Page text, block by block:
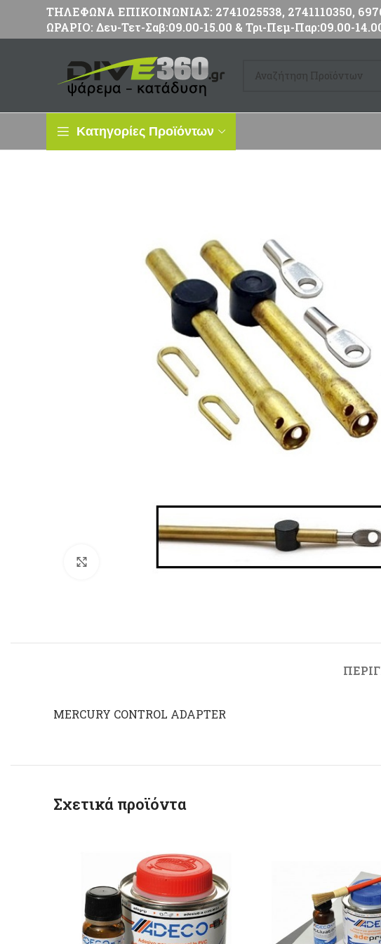
ΤΗΛΕΦΩΝΑ ΕΠΙΚΟΙΝΩΝΙΑΣ: 2741025538, 2741110350,
ΩΡΑΡΙΟ: Δευ-Τετ-Σαβ:09.00-15.00 & Τρι-Πεμ-Παρ:09.00-
Κατηγορίες Προϊόντων
MERCURY CONTROL ADAPTER
Σχετικά προϊόντα